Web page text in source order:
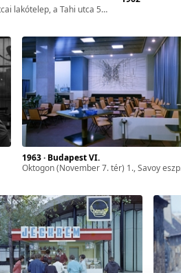
a Tahi utca 50-54. számú ház előtti park.
1963 · Budapest VI.
Oktogon (November 7. tér) 1., Savoy eszpresszó. Szemben Lakner László festőművész 1962-ben alkotott, A város című seccoja.